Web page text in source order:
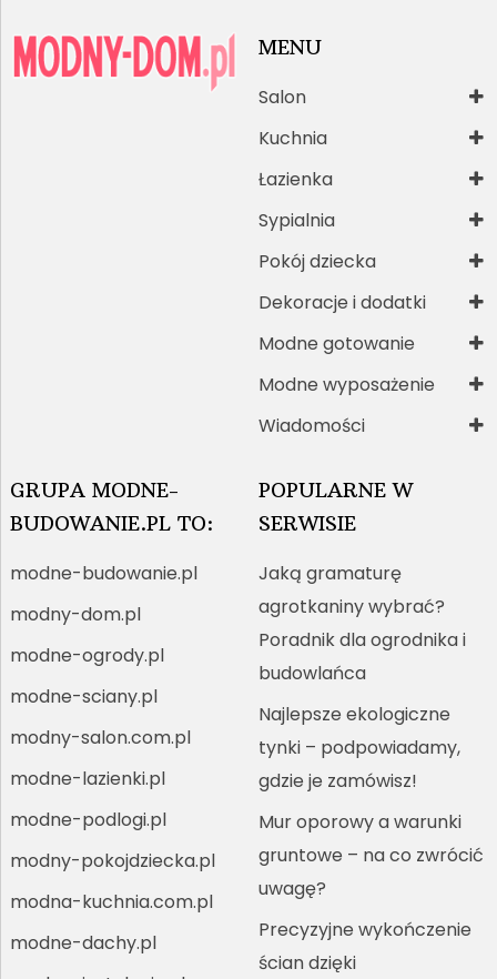
MENU
Salon
Kuchnia
Łazienka
Sypialnia
Pokój dziecka
Dekoracje i dodatki
Modne gotowanie
Modne wyposażenie
Wiadomości
GRUPA MODNE-
BUDOWANIE.PL TO:
modne-budowanie.pl
modny-dom.pl
modne-ogrody.pl
modne-sciany.pl
modny-salon.com.pl
modne-lazienki.pl
modne-podlogi.pl
modny-pokojdziecka.pl
modna-kuchnia.com.pl
modne-dachy.pl
POPULARNE W
SERWISIE
Jaką gramaturę
agrotkaniny wybrać?
Poradnik dla ogrodnika i
budowlańca
Najlepsze ekologiczne
tynki – podpowiadamy,
gdzie je zamówisz!
Mur oporowy a warunki
gruntowe – na co zwrócić
uwagę?
Precyzyjne wykończenie
ścian dzięki